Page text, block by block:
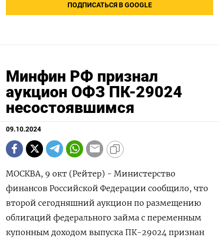
ПОДПИСАТЬСЯ В GOOGLE
Минфин РФ признал
аукцион ОФЗ ПК-29024
несостоявшимся
09.10.2024
МОСКВА, 9 окт (Рейтер) - Министерство
финансов Российской Федерации сообщило, что
второй сегодняшний аукцион по размещению
облигаций федерального займа с переменным
купонным доходом выпуска ПК-29024 признан